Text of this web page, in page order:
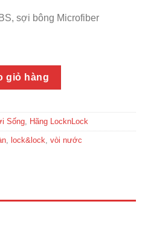
sợi bông Microfiber
Spin Mop LocknLock -
giỏ hàng
Sống, Hãng LocknLock
, lock&lock, vòi nước